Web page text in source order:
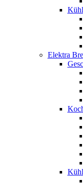
Elektra